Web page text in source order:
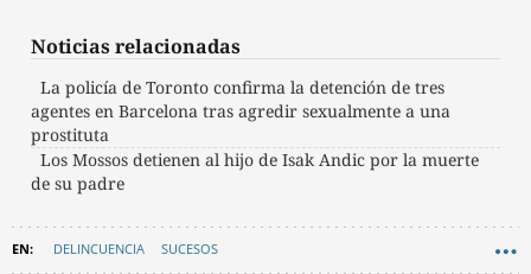
Noticias relacionadas
La policía de Toronto confirma la detención de tres
agentes en Barcelona tras agredir sexualmente a una
prostituta
Los Mossos detienen al hijo de Isak Andic por la muerte
de su padre
DELINCUENCIA SUCESOS